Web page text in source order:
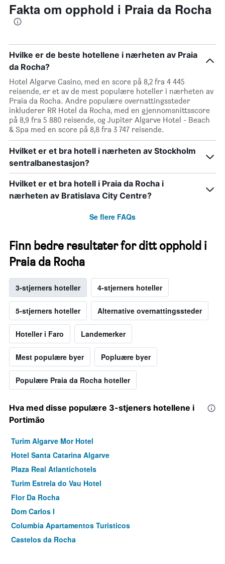
Fakta om opphold i Praia da Rocha
Hvilke er de beste hotellene i nærheten av Praia
da Rocha?
Hotel Algarve Casino, med en score på 8,2 fra 4 445
reisende, er et av de mest populære hoteller i nærheten av
Praia da Rocha. Andre populære overnattingssteder
inkluderer RR Hotel da Rocha, med en gjennomsnittsscore
på 8,9 fra 5 880 reisende, og Jupiter Algarve Hotel - Beach
& Spa med en score på 8,8 fra 3 747 reisende.
Hvilket er et bra hotell i nærheten av Stockholm
sentralbanestasjon?
Hvilket er et bra hotell i Praia da Rocha i
nærheten av Bratislava City Centre?
Se flere FAQs
Finn bedre resultater for ditt opphold i
Praia da Rocha
3-stjerners hoteller 4-stjerners hoteller
5-stjerners hoteller Alternative overnattingssteder
Hoteller i Faro Landemerker
Mest populære byer Popluære byer
Populære Praia da Rocha hoteller
Hva med disse populære 3-stjeners hotellene i
Portimão
Turim Algarve Mor Hotel
Hotel Santa Catarina Algarve
Plaza Real Atlantichotels
Turim Estrela do Vau Hotel
Flor Da Rocha
Dom Carlos I
Columbia Apartamentos Turisticos
Castelos da Rocha